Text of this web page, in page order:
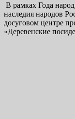
В рамках Года
наследия народов
досуговом центре
«Деревенские